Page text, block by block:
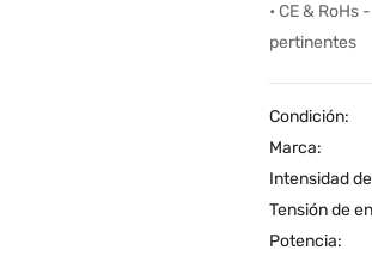
• CE &
pertinentes
Condición:
Marca:
Intensidad
Tensión de
Potencia: